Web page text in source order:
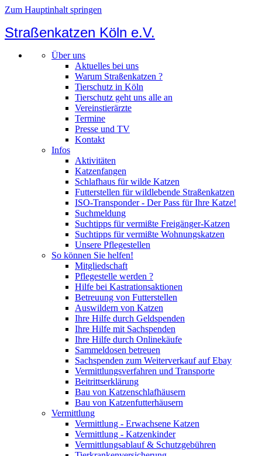
Zum Hauptinhalt springen
Straßenkatzen Köln e.V.
Über uns
Aktuelles bei uns
Warum Straßenkatzen ?
Tierschutz in Köln
Tierschutz geht uns alle an
Vereinstierärzte
Termine
Presse und TV
Kontakt
Infos
Aktivitäten
Katzenfangen
Schlafhaus für wilde Katzen
Futterstellen für wildlebende Straßenkatzen
ISO-Transponder - Der Pass für Ihre Katze!
Suchmeldung
Suchtipps für vermißte Freigänger-Katzen
Suchtipps für vermißte Wohnungskatzen
Unsere Pflegestellen
So können Sie helfen!
Mitgliedschaft
Pflegestelle werden ?
Hilfe bei Kastrationsaktionen
Betreuung von Futterstellen
Auswildern von Katzen
Ihre Hilfe durch Geldspenden
Ihre Hilfe mit Sachspenden
Ihre Hilfe durch Onlinekäufe
Sammeldosen betreuen
Sachspenden zum Weiterverkauf auf Ebay
Vermittlungsverfahren und Transporte
Beitrittserklärung
Bau von Katzenschlafhäusern
Bau von Katzenfutterhäusern
Vermittlung
Vermittlung - Erwachsene Katzen
Vermittlung - Katzenkinder
Vermittlungsablauf & Schutzgebühren